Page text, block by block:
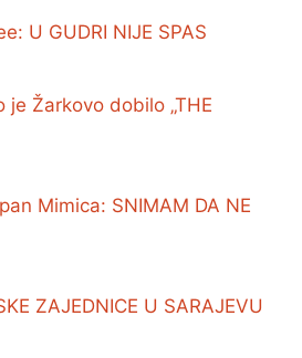
U GUDRI NIJE SPAS
je Žarkovo dobilo „THE
Mimica: SNIMAM DA NE
ZAJEDNICE U SARAJEVU